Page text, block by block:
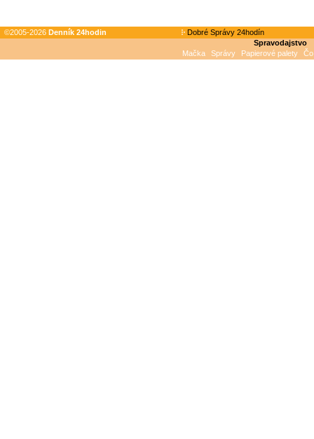
©2005-2026 Denník 24hodin
Dobré Správy 24hodín
Spravodajstvo
Mačka
Správy Papierové palety